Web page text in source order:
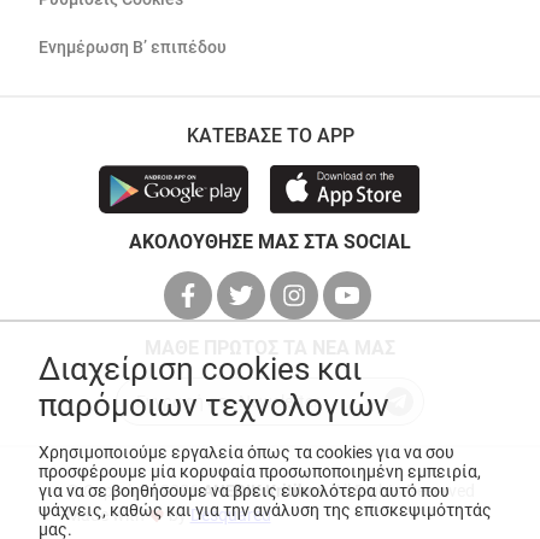
Ενημέρωση Β’ επιπέδου
ΚΑΤΕΒΑΣΕ ΤΟ APP
ΑΚΟΛΟΥΘΗΣΕ ΜΑΣ ΣΤΑ SOCIAL
© Copyright 2026ANEDIK Kritikos. All Rights Reserved
Made with
byDesquared
Διαχείριση cookies και
παρόμοιων τεχνολογιών
Χρησιμοποιούμε εργαλεία όπως τα cookies για να σου
προσφέρουμε μία κορυφαία προσωποποιημένη εμπειρία,
για να σε βοηθήσουμε να βρεις ευκολότερα αυτό που
ψάχνεις, καθώς και για την ανάλυση της επισκεψιμότητάς
μας.